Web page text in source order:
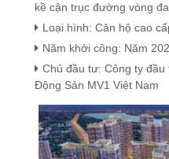
kề cận trục đường vòng
Loại hình: Căn hộ cao
Năm khởi công: Năm
Chủ đầu tư: Công ty
Động Sản MV1 Việt Nam